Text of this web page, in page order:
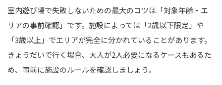
室内遊び場で失敗しないための最大のコツは「対象年齢・エ
リアの事前確認」です。施設によっては「2歳以下限定」や
「3歳以上」でエリアが完全に分かれていることがあります。
きょうだいで行く場合、大人が2人必要になるケースもあるた
め、事前に施設のルールを確認しましょう。